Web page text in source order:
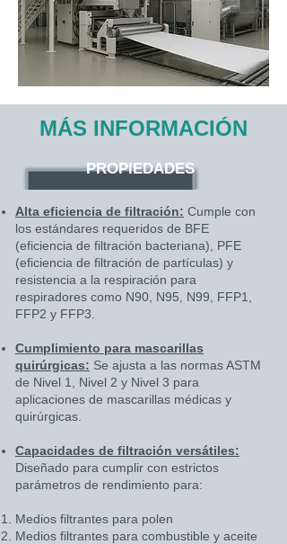
MÁS INFORMACIÓN
PROPIEDADES
Alta eficiencia de filtración: Cumple con
los estándares requeridos de BFE
(eficiencia de filtración bacteriana), PFE
(eficiencia de filtración de partículas) y
resistencia a la respiración para
respiradores como N90, N95, N99, FFP1,
FFP2 y FFP3.
Cumplimiento para mascarillas
quirúrgicas: Se ajusta a las normas ASTM
de Nivel 1, Nivel 2 y Nivel 3 para
aplicaciones de mascarillas médicas y
quirúrgicas.
Capacidades de filtración versátiles:
Diseñado para cumplir con estrictos
parámetros de rendimiento para:
Medios filtrantes para polen
Medios filtrantes para combustible y aceite